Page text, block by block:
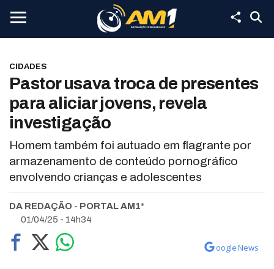
CIDADES
Pastor usava troca de presentes
para aliciar jovens, revela
investigação
Homem também foi autuado em flagrante por
armazenamento de conteúdo pornográfico
envolvendo crianças e adolescentes
DA REDAÇÃO - PORTAL AM1*
01/04/25 - 14h34
oogle News